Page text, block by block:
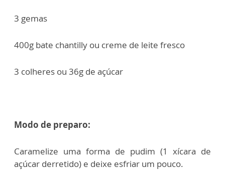
3 gemas
400g bate chantilly ou creme de leite fresco
3 colheres ou 36g de açúcar
Modo de preparo:
Caramelize uma forma de pudim (1 xícara de
açúcar derretido) e deixe esfriar um pouco.